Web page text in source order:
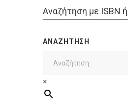
Αναζήτηση με ISBN
ΑΝΑΖΉΤΗΣΗ
×